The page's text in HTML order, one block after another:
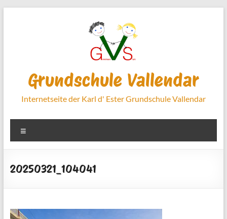
Grundschule Vallendar
Internetseite der Karl d' Ester Grundschule Vallendar
20250321_104041